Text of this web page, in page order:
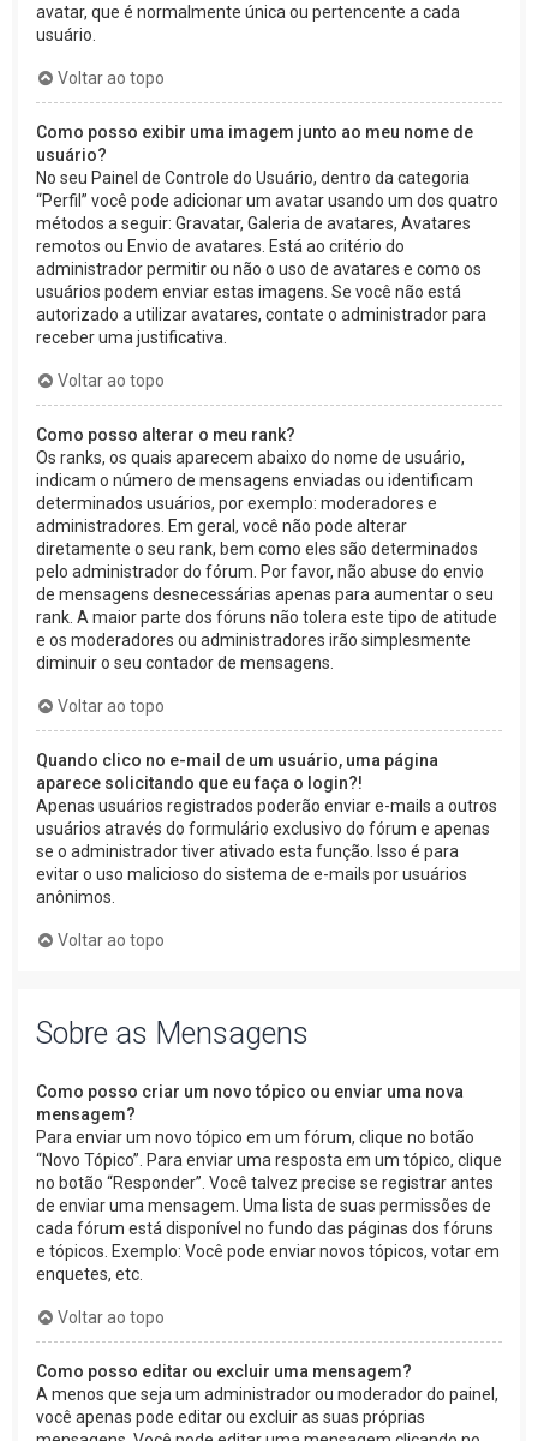
avatar, que é normalmente única ou pertencente a cada
usuário.
Voltar ao topo
Como posso exibir uma imagem junto ao meu nome de
usuário?
No seu Painel de Controle do Usuário, dentro da categoria
“Perfil” você pode adicionar um avatar usando um dos quatro
métodos a seguir: Gravatar, Galeria de avatares, Avatares
remotos ou Envio de avatares. Está ao critério do
administrador permitir ou não o uso de avatares e como os
usuários podem enviar estas imagens. Se você não está
autorizado a utilizar avatares, contate o administrador para
receber uma justificativa.
Voltar ao topo
Como posso alterar o meu rank?
Os ranks, os quais aparecem abaixo do nome de usuário,
indicam o número de mensagens enviadas ou identificam
determinados usuários, por exemplo: moderadores e
administradores. Em geral, você não pode alterar
diretamente o seu rank, bem como eles são determinados
pelo administrador do fórum. Por favor, não abuse do envio
de mensagens desnecessárias apenas para aumentar o seu
rank. A maior parte dos fóruns não tolera este tipo de atitude
e os moderadores ou administradores irão simplesmente
diminuir o seu contador de mensagens.
Voltar ao topo
Quando clico no e-mail de um usuário, uma página
aparece solicitando que eu faça o login?!
Apenas usuários registrados poderão enviar e-mails a outros
usuários através do formulário exclusivo do fórum e apenas
se o administrador tiver ativado esta função. Isso é para
evitar o uso malicioso do sistema de e-mails por usuários
anônimos.
Voltar ao topo
Sobre as Mensagens
Como posso criar um novo tópico ou enviar uma nova
mensagem?
Para enviar um novo tópico em um fórum, clique no botão
“Novo Tópico”. Para enviar uma resposta em um tópico, clique
no botão “Responder”. Você talvez precise se registrar antes
de enviar uma mensagem. Uma lista de suas permissões de
cada fórum está disponível no fundo das páginas dos fóruns
e tópicos. Exemplo: Você pode enviar novos tópicos, votar em
enquetes, etc.
Voltar ao topo
Como posso editar ou excluir uma mensagem?
A menos que seja um administrador ou moderador do painel,
você apenas pode editar ou excluir as suas próprias